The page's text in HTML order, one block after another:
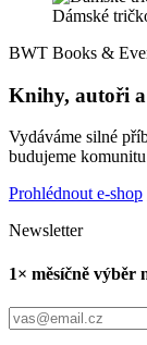
Dámské
BWT Books &
Knihy, autoři a
Vydáváme silné
budujeme
Prohlédnout e-shop
Newsletter
1× měsíčně výběr